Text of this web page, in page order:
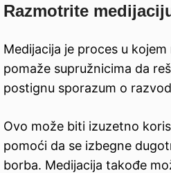
Razmotrite
Medijacija je proces u
pomaže supružnicima da
postignu sporazum o
Ovo može biti izuzetno
pomoći da se izbegne
borba. Medijacija takođe